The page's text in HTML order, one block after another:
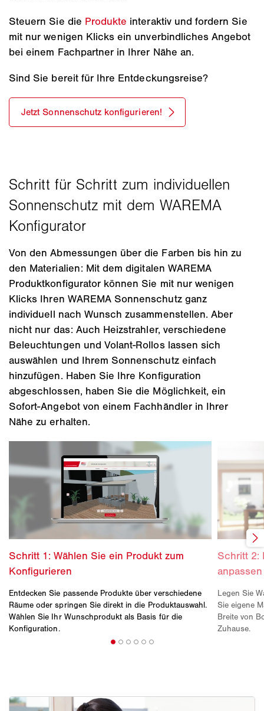
Steuern Sie die Produkte interaktiv und fordern Sie
mit nur wenigen Klicks ein unverbindliches Angebot
bei einem Fachpartner in Ihrer Nähe an.
Sind Sie bereit für Ihre Entdeckungsreise?
Von den Abmessungen über die Farben bis hin zu
den Materialien: Mit dem digitalen WAREMA
Produktkonfigurator können Sie mit nur wenigen
Klicks Ihren WAREMA Sonnenschutz ganz
individuell nach Wunsch zusammenstellen. Aber
nicht nur das: Auch Heizstrahler, verschiedene
Beleuchtungen und Volant-Rollos lassen sich
auswählen und Ihrem Sonnenschutz einfach
hinzufügen. Haben Sie Ihre Konfiguration
abgeschlossen, haben Sie die Möglichkeit, ein
Sofort-Angebot von einem Fachhändler in Ihrer
Nähe zu erhalten.